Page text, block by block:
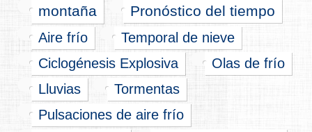
montaña Pronóstico del tiempo
Aire frío
Temporal de nieve
Ciclogénesis Explosiva
Olas de frío
Lluvias
Tormentas
Pulsaciones de aire frío